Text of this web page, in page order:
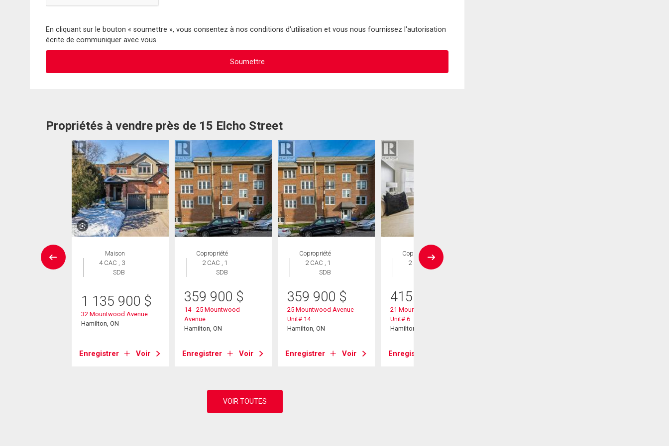
En cliquant sur le bouton « soumettre », vous consentez à nos conditions d'utilisation et vous nous fournissez l'autorisation
écrite de communiquer avec vous.
Propriétés à vendre près de 15 Elcho Street
Maison
4 CAC , 3
SDB
1 135 900 $
32 Mountwood Avenue
Hamilton, ON
Enregistrer Voir
Copropriété
2 CAC , 1
SDB
359 900 $
14 - 25 Mountwood
Avenue
Hamilton, ON
Enregistrer Voir
Copropriété
2 CAC , 1
SDB
359 900 $
25 Mountwood Avenue
Unit# 14
Hamilton, ON
Enregistrer Voir
Copropriété
2 CAC , 1
415 000
21 Mountwood Avenue
Unit# 6
Hamilton, ON
Enregistrer